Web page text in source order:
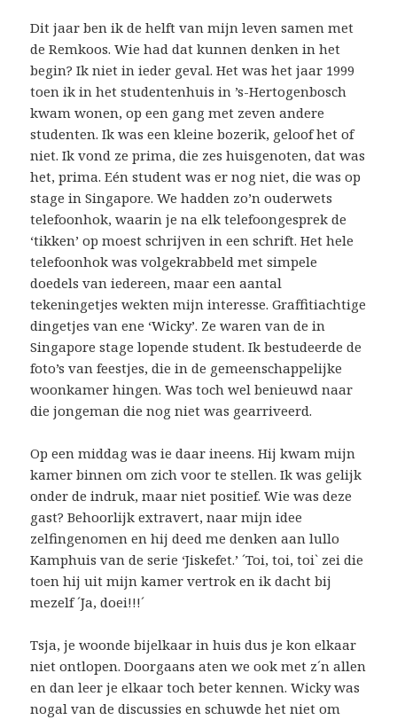
Dit jaar ben ik de helft van mijn leven samen met
de Remkoos. Wie had dat kunnen denken in het
begin? Ik niet in ieder geval. Het was het jaar 1999
toen ik in het studentenhuis in ’s-Hertogenbosch
kwam wonen, op een gang met zeven andere
studenten. Ik was een kleine bozerik, geloof het of
niet. Ik vond ze prima, die zes huisgenoten, dat was
het, prima. Eén student was er nog niet, die was op
stage in Singapore. We hadden zo’n ouderwets
telefoonhok, waarin je na elk telefoongesprek de
‘tikken’ op moest schrijven in een schrift. Het hele
telefoonhok was volgekrabbeld met simpele
doedels van iedereen, maar een aantal
tekeningetjes wekten mijn interesse. Graffitiachtige
dingetjes van ene ‘Wicky’. Ze waren van de in
Singapore stage lopende student. Ik bestudeerde de
foto’s van feestjes, die in de gemeenschappelijke
woonkamer hingen. Was toch wel benieuwd naar
die jongeman die nog niet was gearriveerd.
Op een middag was ie daar ineens. Hij kwam mijn
kamer binnen om zich voor te stellen. Ik was gelijk
onder de indruk, maar niet positief. Wie was deze
gast? Behoorlijk extravert, naar mijn idee
zelfingenomen en hij deed me denken aan lullo
Kamphuis van de serie ‘Jiskefet.’ ´Toi, toi, toi` zei die
toen hij uit mijn kamer vertrok en ik dacht bij
mezelf ´Ja, doei!!!´
Tsja, je woonde bijelkaar in huis dus je kon elkaar
niet ontlopen. Doorgaans aten we ook met z´n allen
en dan leer je elkaar toch beter kennen. Wicky was
nogal van de discussies en schuwde het niet om